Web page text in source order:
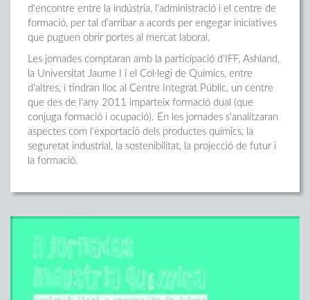
d'encontre entre la indústria, l'administració i el centre de
formació, per tal d'arribar a acords per engegar iniciatives
que puguen obrir portes al mercat laboral.
Les jornades comptaran amb la participació d'IFF, Ashland,
la Universitat Jaume I i el Col·legi de Químics, entre
d'altres, i tindran lloc al Centre Integrat Públic, un centre
que des de l'any 2011 imparteix formació dual (que
conjuga formació i ocupació). En les jornades s'analitzaran
aspectes com l'exportació dels productes químics, la
seguretat industrial, la sostenibilitat, la projecció de futur i
la formació.